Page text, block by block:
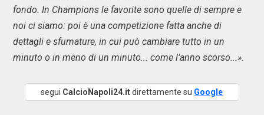
fondo. In Champions le favorite sono quelle di sempre e
noi ci siamo: poi è una competizione fatta anche di
dettagli e sfumature, in cui può cambiare tutto in un
minuto o in meno di un minuto... come l’anno scorso...».
segui CalcioNapoli24.itdirettamente su Google